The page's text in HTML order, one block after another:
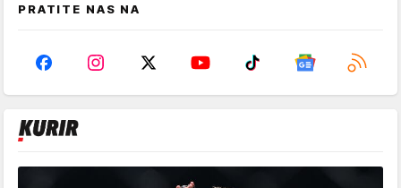
PRATITE NAS NA